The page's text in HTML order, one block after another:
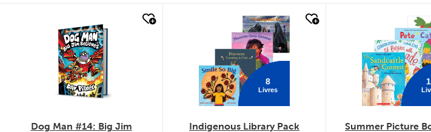
Dog Man #14: Big Jim
8
Livres
Indigenous Library Pack Summer Picture